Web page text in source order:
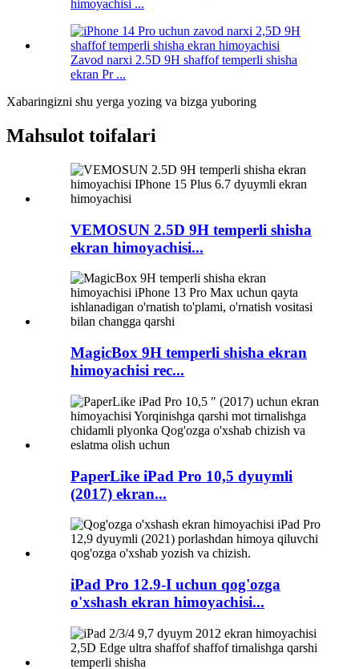
himoyachisi ...
Zavod narxi 2.5D 9H shaffof temperli shisha
ekran Pr ...
Xabaringizni shu yerga yozing va bizga yuboring
Mahsulot toifalari
VEMOSUN 2.5D 9H temperli shisha
ekran himoyachisi...
MagicBox 9H temperli shisha ekran
himoyachisi rec...
PaperLike iPad Pro 10,5 dyuymli
(2017) ekran...
iPad Pro 12.9-I uchun qog'ozga
o'xshash ekran himoyachisi...